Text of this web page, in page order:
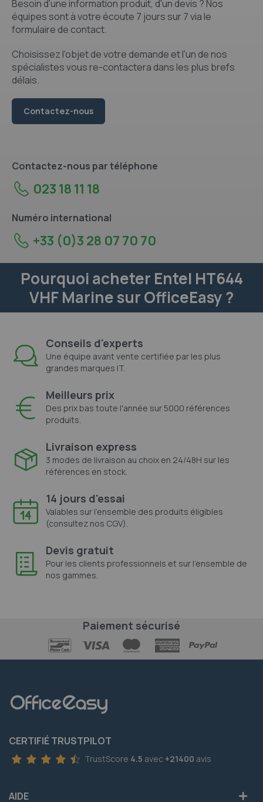
Besoin d'une information produit, d'un devis ? Nos
équipes sont à votre écoute 7 jours sur 7 via le
formulaire de contact.
Choisissez l'objet de votre demande et l'un de nos
spécialistes vous re-contactera dans les plus brefs
délais.
Contactez-nous
Contactez-nous par téléphone
023 18 11 18
Numéro international
+33 (0)3 28 07 70 70
Pourquoi acheter Entel HT644
VHF Marine sur OfficeEasy ?
Conseils d'experts
Une équipe avant vente certifiée par les plus
grandes marques IT.
Meilleurs prix
Des prix bas toute l'année sur 5000 références
produits.
Livraison express
3 modes de livraison au choix en 24/48H sur les
références en stock.
14 jours d'essai
Valables sur l'ensemble des produits éligibles
(consultez nos CGV).
Devis gratuit
Pour les clients professionnels et sur l'ensemble de
nos gammes.
Paiement sécurisé
CERTIFIÉ TRUSTPILOT
TrustScore 4.5 avec +21400 avis
AIDE